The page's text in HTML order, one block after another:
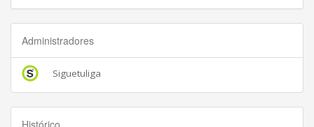
Administradores
Siguetuliga